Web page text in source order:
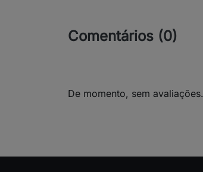
Comentários (0)
De momento, sem avaliações.